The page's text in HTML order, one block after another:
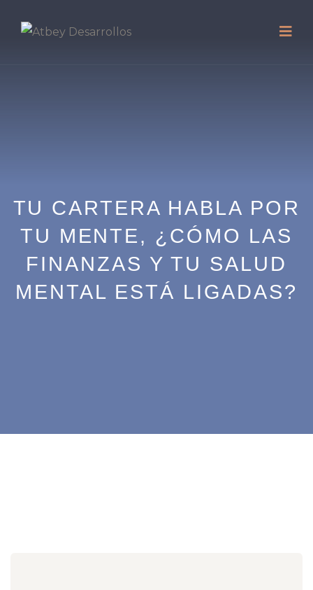
TU CARTERA HABLA POR
TU MENTE, ¿CÓMO LAS
FINANZAS Y TU SALUD
MENTAL ESTÁ LIGADAS?